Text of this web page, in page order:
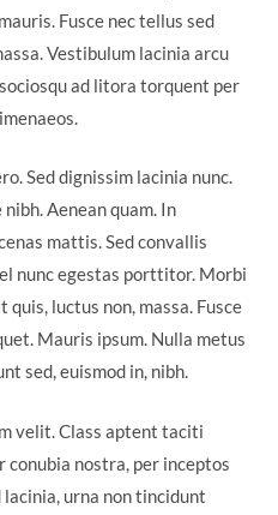
Fusce nec tellus sed
Vestibulum lacinia arcu
ad litora torquent per
Sed dignissim lacinia nunc.
Aenean quam. In
mattis. Sed convallis
nunc egestas porttitor. Morbi
luctus non, massa. Fusce
Mauris ipsum. Nulla metus
sed, euismod in, nibh.
velit. Class aptent taciti
nostra, per inceptos
lacinia, urna non tincidunt